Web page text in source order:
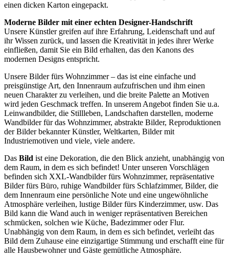
einen dicken Karton eingepackt.
Moderne Bilder mit einer echten Designer-Handschrift
Unsere Künstler greifen auf ihre Erfahrung, Leidenschaft und auf
ihr Wissen zurück, und lassen die Kreativität in jedes ihrer Werke
einfließen, damit Sie ein Bild erhalten, das den Kanons des
modernen Designs entspricht.
Unsere Bilder fürs Wohnzimmer – das ist eine einfache und
preisgünstige Art, den Innenraum aufzufrischen und ihm einen
neuen Charakter zu verleihen, und die breite Palette an Motiven
wird jeden Geschmack treffen. In unserem Angebot finden Sie u.a.
Leinwandbilder, die Stillleben, Landschaften darstellen, moderne
Wandbilder für das Wohnzimmer, abstrakte Bilder, Reproduktionen
der Bilder bekannter Künstler, Weltkarten, Bilder mit
Industriemotiven und viele, viele andere.
Das Bild ist eine Dekoration, die den Blick anzieht, unabhängig von
dem Raum, in dem es sich befindet! Unter unseren Vorschlägen
befinden sich XXL-Wandbilder fürs Wohnzimmer, repräsentative
Bilder fürs Büro, ruhige Wandbilder fürs Schlafzimmer, Bilder, die
dem Innenraum eine persönliche Note und eine ungewöhnliche
Atmosphäre verleihen, lustige Bilder fürs Kinderzimmer, usw. Das
Bild kann die Wand auch in weniger repräsentativen Bereichen
schmücken, solchen wie Küche, Badezimmer oder Flur.
Unabhängig von dem Raum, in dem es sich befindet, verleiht das
Bild dem Zuhause eine einzigartige Stimmung und erschafft eine für
alle Hausbewohner und Gäste gemütliche Atmosphäre.